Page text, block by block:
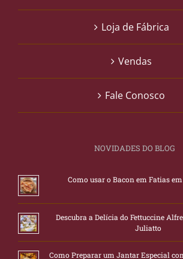
Loja de Fábrica
Vendas
Fale Conosco
NOVIDADES DO BLOG
Como usar o Bacon em Fatias
Descubra a Delícia do Fettuccine
Juliatto
Como Preparar um Jantar Especial